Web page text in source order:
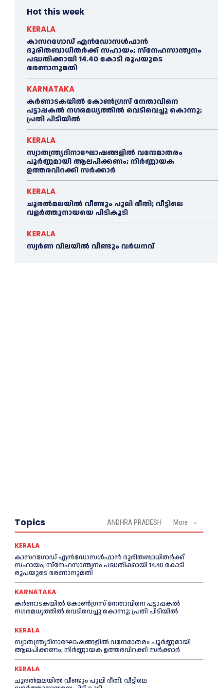
Hot this week
KERALA
കാസറഗോഡ് എന്‍ഡോസള്‍ഫാന്‍
ദുരിതബാധിതര്‍ക്ക് സഹായം; സ്‌നേഹസാന്ത്വനം
പദ്ധതിക്കായി 14.40 കോടി രൂപയുടെ
ഭരണാനുമതി
KARNATAKA
കർണാടകയിൽ കോണ്‍ഗ്രസ് നേതാവിനെ
പട്ടാപ്പകല്‍ നഗരമധ്യത്തില്‍ വെടിവെച്ചു കൊന്നു;
പ്രതി പിടിയില്‍
KERALA
സ്വാതന്ത്ര്യദിനാഘോഷങ്ങളില്‍ വന്ദേമാതരം
പൂര്‍ണ്ണമായി ആലപിക്കണം; നിര്‍ണ്ണായക
ഉത്തരവിറക്കി സര്‍ക്കാര്‍
KERALA
ചൂരല്‍മലയില്‍ വീണ്ടും പുലി ഭീതി; വീട്ടിലെ
വളര്‍ത്തുനായയെ പിടികൂടി
KERALA
സ്വർണ വിലയില്‍ വീണ്ടും വർധനവ്
Topics ANDHRA PRADESH More
KERALA
കാസറഗോഡ് എന്‍ഡോസള്‍ഫാന്‍ ദുരിതബാധിതര്‍ക്ക്
സഹായം; സ്‌നേഹസാന്ത്വനം പദ്ധതിക്കായി 14.40 കോടി
രൂപയുടെ ഭരണാനുമതി
KARNATAKA
കർണാടകയിൽ കോണ്‍ഗ്രസ് നേതാവിനെ പട്ടാപ്പകല്‍
നഗരമധ്യത്തില്‍ വെടിവെച്ചു കൊന്നു; പ്രതി പിടിയില്‍
KERALA
സ്വാതന്ത്ര്യദിനാഘോഷങ്ങളില്‍ വന്ദേമാതരം പൂര്‍ണ്ണമായി
ആലപിക്കണം; നിര്‍ണ്ണായക ഉത്തരവിറക്കി സര്‍ക്കാര്‍
KERALA
ചൂരല്‍മലയില്‍ വീണ്ടും പുലി ഭീതി; വീട്ടിലെ